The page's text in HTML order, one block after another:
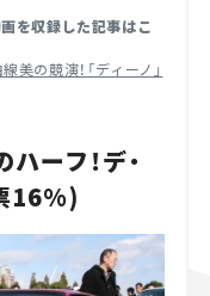
画を収録した記事はこ
美の競演！「ディーノ」
ーフ！デ・
16%)